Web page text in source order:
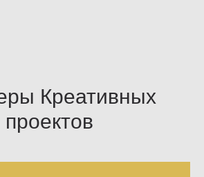
Креативных
проектов